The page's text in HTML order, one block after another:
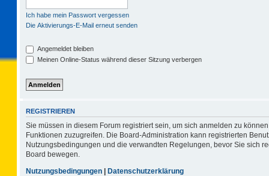
Ich habe mein Passwort vergessen
Die Aktivierungs-E-Mail erneut senden
Angemeldet bleiben
Meinen Online-Status während dieser Sitzung verbergen
REGISTRIEREN
Sie müssen in diesem Forum registriert sein, um sich anmelden zu
Funktionen zuzugreifen. Die Board-Administration kann registrierten
Nutzungsbedingungen und die verwandten Regelungen, bevor Sie sich
Board bewegen.
Nutzungsbedingungen | Datenschutzerklärung